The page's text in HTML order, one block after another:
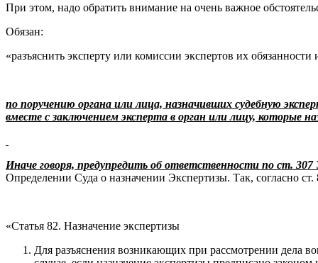
При этом, надо обратить внимание на очень важное
Обязан:
«разъяснить эксперту или комиссии экспертов их обязанности
по поручению органа или лица, назначивших судебную
вместе с заключением эксперта в орган или лицу, которые
Иначе говоря, предупредить об ответственности по ст.
Определении Суда о назначении Экспертизы. Так, согласно
«Статья 82. Назначение экспертизы
Для разъяснения возникающих при рассмотрении дела